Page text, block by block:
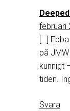
februari
[…]
på
kunnigt
tiden.
Svara